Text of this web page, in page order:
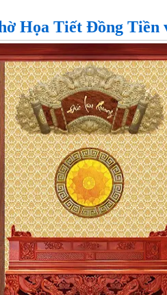
Họa Tiết Đồng Tiền